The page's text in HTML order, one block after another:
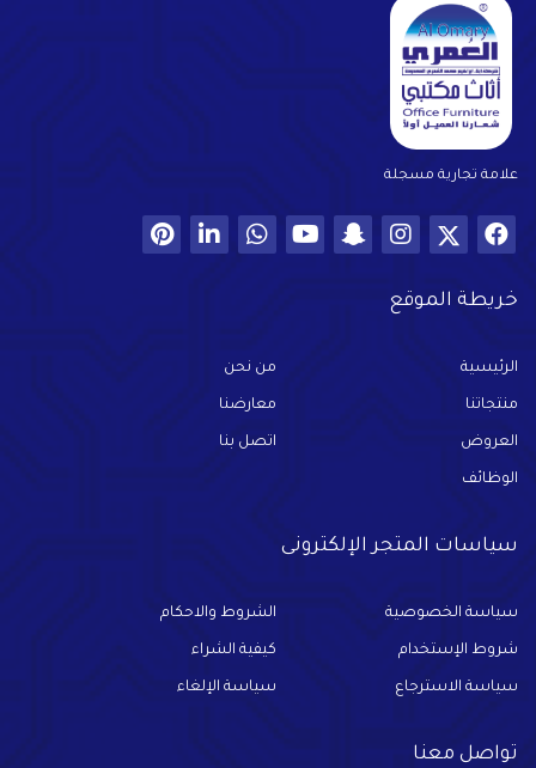
علامة تجارية مسجلة
خريطة الموقع
الرئيسية من نحن
منتجاتنا معارضنا
العروض اتصل بنا
الوظائف
سياسات المتجر الإلكترونى
سياسة الخصوصية الشروط والاحكام
شروط الإستخدام كيفية الشراء
سياسة الاسترجاع سياسة الإلغاء
تواصل معنا